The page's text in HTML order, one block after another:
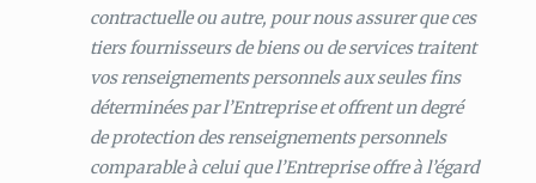
contractuelle ou autre, pour nous assurer que ces
tiers fournisseurs de biens ou de services traitent
vos renseignements personnels aux seules fins
déterminées par l’Entreprise et offrent un degré
de protection des renseignements personnels
comparable à celui que l’Entreprise offre à l’égard